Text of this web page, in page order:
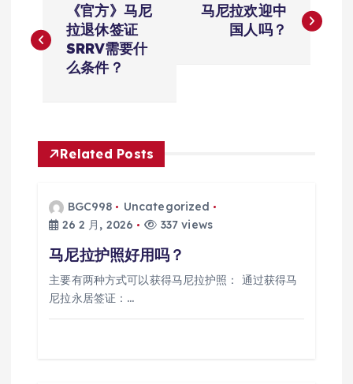
章
《官方》马尼
拉退休签证
SRRV需要什
么条件？
马尼拉欢迎中
国人吗？
Related Posts
BGC998
Uncategorized
26 2 月, 2026
337 views
马尼拉护照好用吗？
主要有两种方式可以获得马尼拉护照： 通过获得马
尼拉永居签证：…